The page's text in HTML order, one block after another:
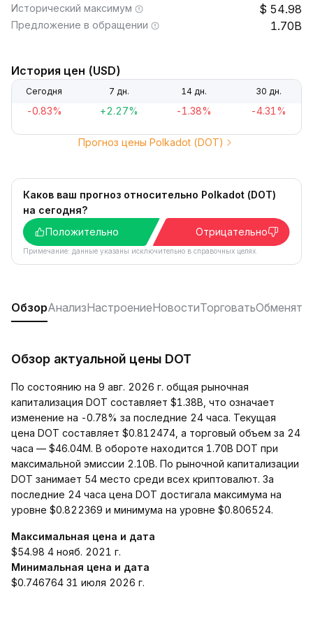
Исторический максимум 54.98
Предложение в обращении 1.70B
История цен (USD)
Сегодня 7 дн. 14 дн. 30 дн.
-0.83% +2.27% -1.38% -4.31%
Прогноз цены Polkadot (DOT)
Каков ваш прогноз относительно Polkadot (DOT)
на сегодня?
Положительно
Отрицательно
Примечание: данные указаны исключительно в справочных целях.
ОбзорАнализНастроениеНовостиТорговатьОбменять
Обзор актуальной цены DOT
По состоянию на 9 авг. 2026 г. общая рыночная
капитализация DOT составляет $1.38B, что означает
изменение на -0.78% за последние 24 часа. Текущая
цена DOT составляет $0.812474, а торговый объем за 24
часа — $46.04M. В обороте находится 1.70B DOT при
максимальной эмиссии 2.10B. По рыночной капитализации
DOT занимает 54 место среди всех криптовалют. За
последние 24 часа цена DOT достигала максимума на
уровне $0.822369 и минимума на уровне $0.806524.
Максимальная цена и дата
$54.98 4 нояб. 2021 г.
Минимальная цена и дата
$0.746764 31 июля 2026 г.